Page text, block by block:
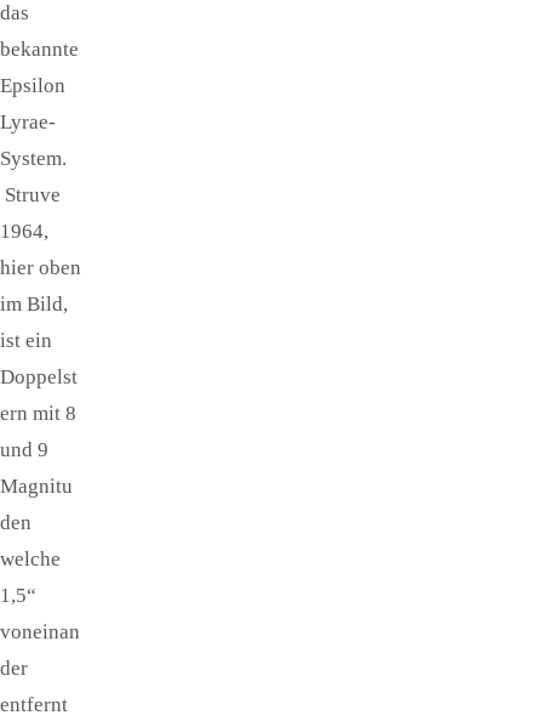
das
bekannte
Epsilon
Lyrae-
System.
Struve
1964,
hier oben
im Bild,
ist ein
Doppelst
ern mit 8
und 9
Magnitu
den
welche
1,5“
voneinan
der
entfernt